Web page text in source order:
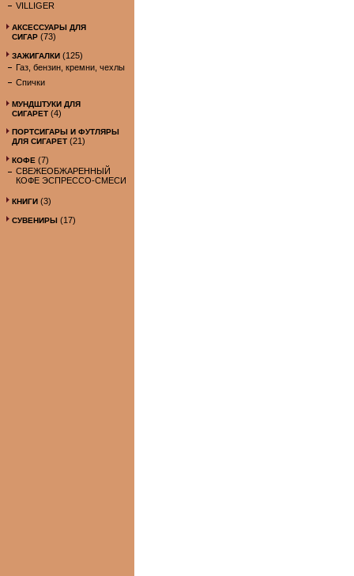
VILLIGER
АКСЕССУАРЫ ДЛЯ
СИГАР (73)
ЗАЖИГАЛКИ (125)
Газ, бензин, кремни, чехлы
Спички
МУНДШТУКИ ДЛЯ
СИГАРЕТ (4)
ПОРТСИГАРЫ И ФУТЛЯРЫ
ДЛЯ СИГАРЕТ (21)
КОФЕ (7)
СВЕЖЕОБЖАРЕННЫЙ
КОФЕ ЭСПРЕССО-СМЕСИ
КНИГИ (3)
СУВЕНИРЫ (17)